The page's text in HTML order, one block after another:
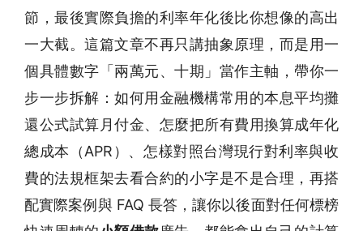
節，最後實際負擔的利率年化後比你想像的高出
一大截。這篇文章不再只講抽象原理，而是用一
個具體數字「兩萬元、十期」當作主軸，帶你一
步一步拆解：如何用金融機構常用的本息平均攤
還公式試算月付金、怎麼把所有費用換算成年化
總成本（APR）、怎樣對照台灣現行對利率與收
費的法規框架去看合約的小字是不是合理，再搭
配實際案例與 FAQ 長答，讓你以後面對任何標榜